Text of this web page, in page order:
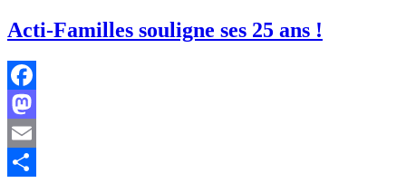
Acti-Familles souligne ses 25 ans !
Facebook
Mastodon
Email